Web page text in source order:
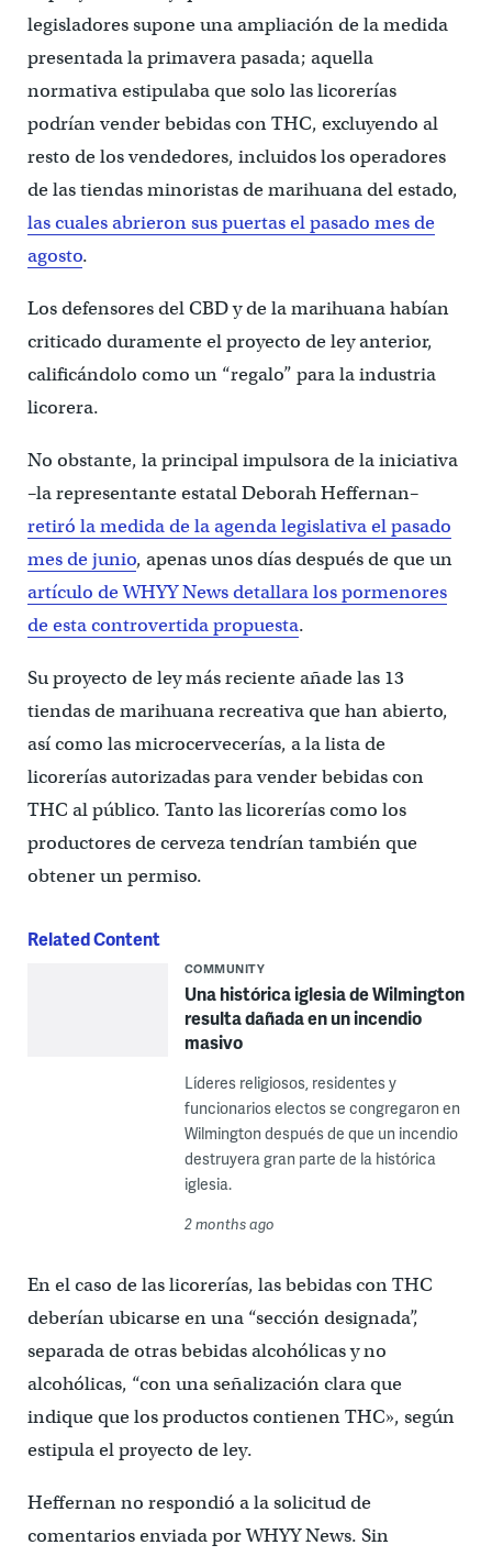
legisladores supone una ampliación de la medida
presentada la primavera pasada; aquella
normativa estipulaba que solo las licorerías
podrían vender bebidas con THC, excluyendo al
resto de los vendedores, incluidos los operadores
de las tiendas minoristas de marihuana del estado,
las cuales abrieron sus puertas el pasado mes de
agosto.
Los defensores del CBD y de la marihuana habían
criticado duramente el proyecto de ley anterior,
calificándolo como un “regalo” para la industria
licorera.
No obstante, la principal impulsora de la iniciativa
–la representante estatal Deborah Heffernan–
retiró la medida de la agenda legislativa el pasado
mes de junio, apenas unos días después de que un
artículo de WHYY News detallara los pormenores
de esta controvertida propuesta.
Su proyecto de ley más reciente añade las 13
tiendas de marihuana recreativa que han abierto,
así como las microcervecerías, a la lista de
licorerías autorizadas para vender bebidas con
THC al público. Tanto las licorerías como los
productores de cerveza tendrían también que
obtener un permiso.
Related Content
COMMUNITY
Una histórica iglesia de Wilmington
resulta dañada en un incendio
masivo
Líderes religiosos, residentes y
funcionarios electos se congregaron en
Wilmington después de que un incendio
destruyera gran parte de la histórica
iglesia.
2 months ago
En el caso de las licorerías, las bebidas con THC
deberían ubicarse en una “sección designada”,
separada de otras bebidas alcohólicas y no
alcohólicas, “con una señalización clara que
indique que los productos contienen THC», según
estipula el proyecto de ley.
Heffernan no respondió a la solicitud de
comentarios enviada por WHYY News. Sin